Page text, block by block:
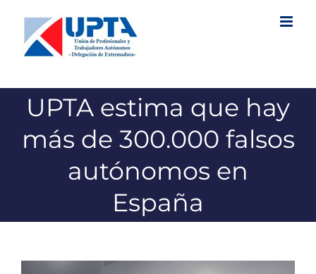
contenido
UPTA estima que hay
más de 300.000 falsos
autónomos en
España